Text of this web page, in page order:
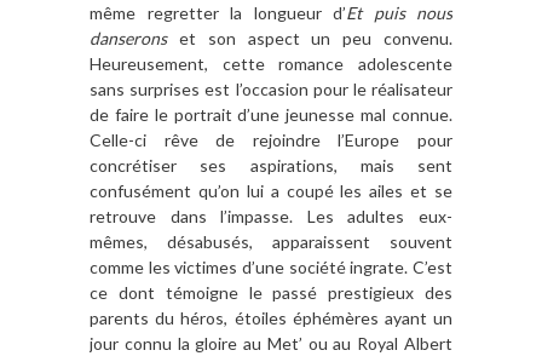
même regretter la longueur d’Et puis nous
danserons et son aspect un peu convenu.
Heureusement, cette romance adolescente
sans surprises est l’occasion pour le réalisateur
de faire le portrait d’une jeunesse mal connue.
Celle-ci rêve de rejoindre l’Europe pour
concrétiser ses aspirations, mais sent
confusément qu’on lui a coupé les ailes et se
retrouve dans l’impasse. Les adultes eux-
mêmes, désabusés, apparaissent souvent
comme les victimes d’une société ingrate. C’est
ce dont témoigne le passé prestigieux des
parents du héros, étoiles éphémères ayant un
jour connu la gloire au Met’ ou au Royal Albert